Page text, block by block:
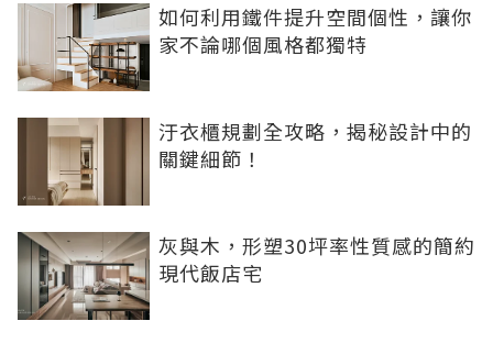
如何利用鐵件提升空間個性，讓你
家不論哪個風格都獨特
汙衣櫃規劃全攻略，揭秘設計中的
關鍵細節！
灰與木，形塑30坪率性質感的簡約
現代飯店宅